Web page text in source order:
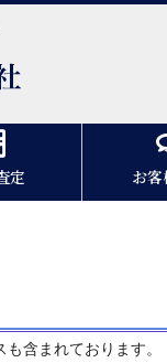
スリー
定 お客
含まれております